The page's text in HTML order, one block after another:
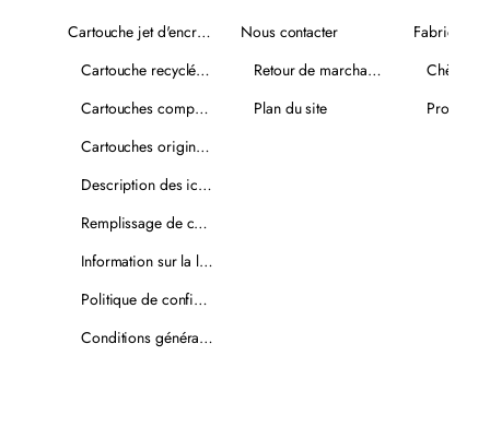
Cartouche jet d'encre recyclée
Cartouche recyclée PLUS
Cartouches compatibles
Cartouches originales
Description des icônes
Remplissage de cartouches
Information sur la livraison
Politique de confidentialité
Conditions générales de vente
Nous contacter
Retour de marchandise
Plan du site
Fabricants